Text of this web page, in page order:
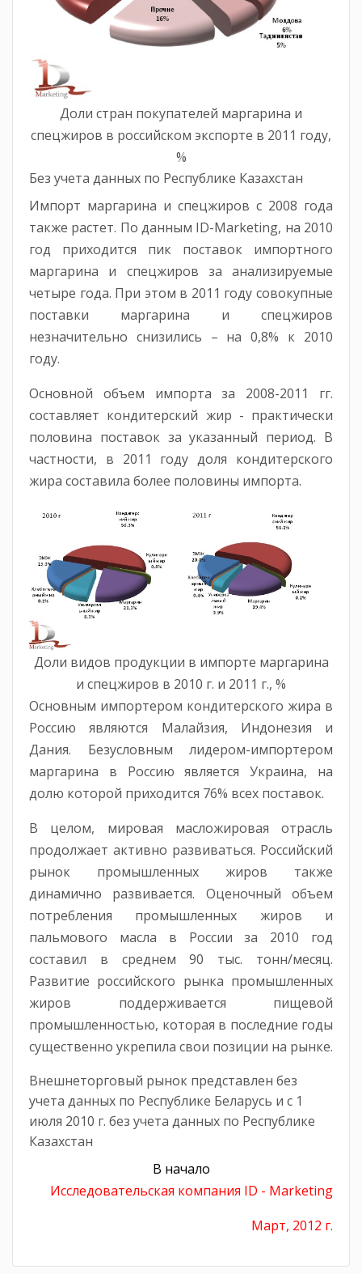
Доли стран покупателей маргарина и
спецжиров в российском экспорте в 2011 году,
%
Без учета данных по Республике Казахстан
Импорт маргарина и спецжиров с 2008 года
также растет. По данным ID-Marketing, на 2010
год приходится пик поставок импортного
маргарина и спецжиров за анализируемые
четыре года. При этом в 2011 году совокупные
поставки маргарина и спецжиров
незначительно снизились – на 0,8% к 2010
году.
Основной объем импорта за 2008-2011 гг.
составляет кондитерский жир - практически
половина поставок за указанный период. В
частности, в 2011 году доля кондитерского
жира составила более половины импорта.
Доли видов продукции в импорте маргарина
и спецжиров в 2010 г. и 2011 г., %
Основным импортером кондитерского жира в
Россию являются Малайзия, Индонезия и
Дания. Безусловным лидером-импортером
маргарина в Россию является Украина, на
долю которой приходится 76% всех поставок.
В целом, мировая масложировая отрасль
продолжает активно развиваться. Российский
рынок промышленных жиров также
динамично развивается. Оценочный объем
потребления промышленных жиров и
пальмового масла в России за 2010 год
составил в среднем 90 тыс. тонн/месяц.
Развитие российского рынка промышленных
жиров поддерживается пищевой
промышленностью, которая в последние годы
существенно укрепила свои позиции на рынке.
Внешнеторговый рынок представлен без
учета данных по Республике Беларусь и с 1
июля 2010 г. без учета данных по Республике
Казахстан
В начало
Исследовательская компания ID - Marketing
Март, 2012 г.